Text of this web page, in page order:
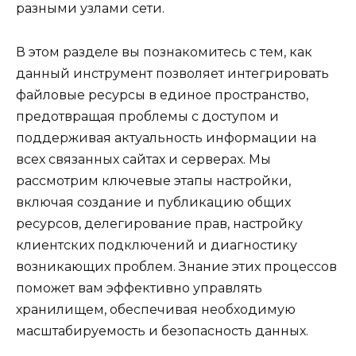
разными узлами сети.
В этом разделе вы познакомитесь с тем, как
данный инструмент позволяет интегрировать
файловые ресурсы в единое пространство,
предотвращая проблемы с доступом и
поддерживая актуальность информации на
всех связанных сайтах и серверах. Мы
рассмотрим ключевые этапы настройки,
включая создание и публикацию общих
ресурсов, делегирование прав, настройку
клиентских подключений и диагностику
возникающих проблем. Знание этих процессов
поможет вам эффективно управлять
хранилищем, обеспечивая необходимую
масштабируемость и безопасность данных.